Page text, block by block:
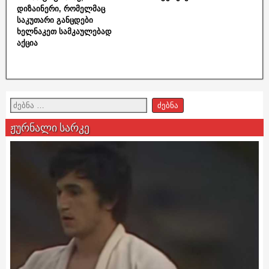
დიზაინერი, რომელმაც
საკუთარი განცდები
ხელნაკეთ სამკაულებად
აქცია
ჟურნალი სარკე